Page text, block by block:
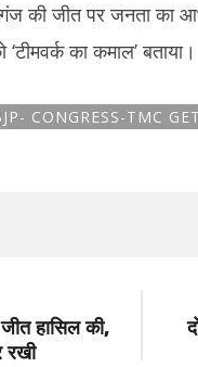
की जीत पर जनता का
का कमाल’ बताया।
CONGRESS-TMC
हासिल की,
रखी